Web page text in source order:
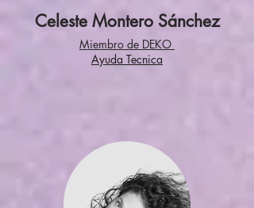
Celeste Montero Sánchez
Miembro de DEKO
Ayuda Tecnica